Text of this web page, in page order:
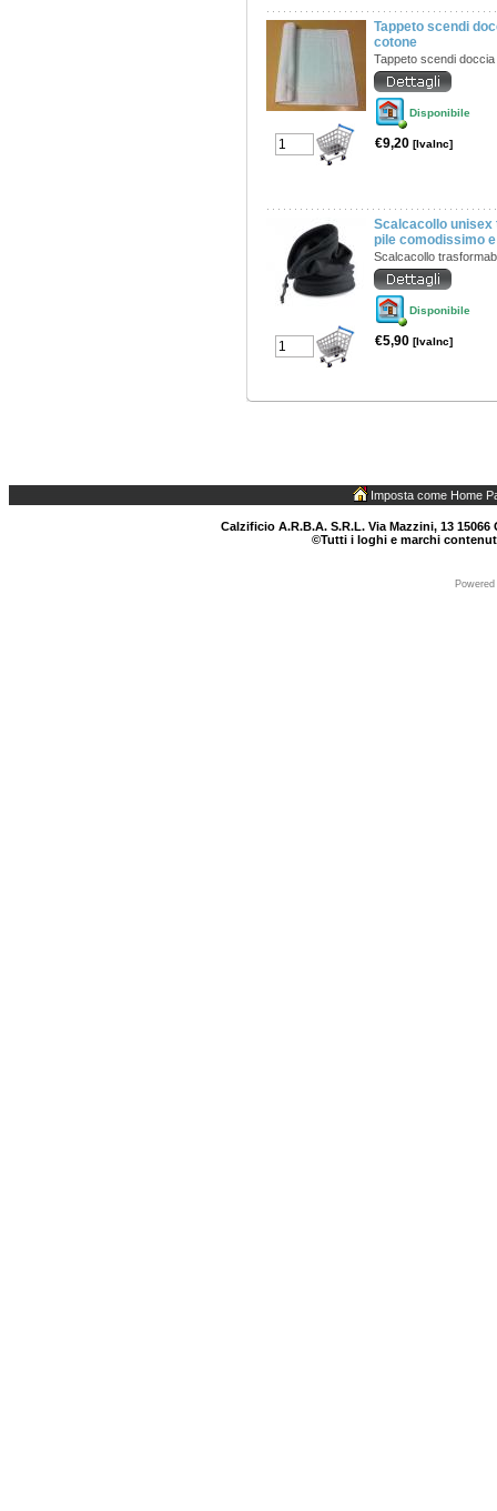
Tappeto scendi
cotone
Tappeto scendi
Disponibile
€9,20 [IvaInc]
Scalcacollo
pile comodissimo
Scalcacollo
Disponibile
€5,90 [IvaInc]
Imposta come Home
Calzificio A.R.B.A. S.R.L. Via Mazzini, 13 15066
©Tutti i loghi e marchi